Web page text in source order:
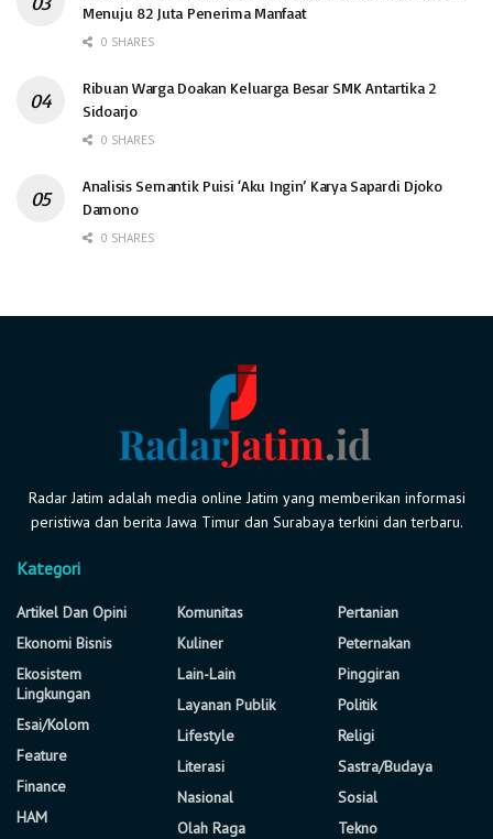
Menuju 82 Juta Penerima Manfaat
0 SHARES
Ribuan Warga Doakan Keluarga Besar SMK Antartika 2
Sidoarjo
0 SHARES
Analisis Semantik Puisi ‘Aku Ingin’ Karya Sapardi Djoko
Damono
0 SHARES
Radar Jatim adalah media online Jatim yang memberikan informasi
peristiwa dan berita Jawa Timur dan Surabaya terkini dan terbaru.
Kategori
Artikel Dan Opini
Ekonomi Bisnis
Ekosistem
Lingkungan
Esai/Kolom
Feature
Finance
HAM
Komunitas
Kuliner
Lain-Lain
Layanan Publik
Lifestyle
Literasi
Nasional
Olah Raga
Pertanian
Peternakan
Pinggiran
Politik
Religi
Sastra/Budaya
Sosial
Tekno